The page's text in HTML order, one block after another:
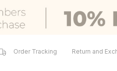
Order Tracking Return and